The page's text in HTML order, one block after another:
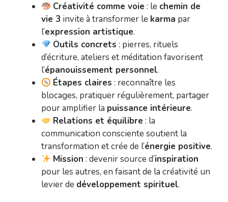
Créativité comme voie : le chemin de
vie 3 invite à transformer le karma par
l’expression artistique.
Outils concrets : pierres, rituels
d’écriture, ateliers et méditation favorisent
l’épanouissement personnel.
Étapes claires : reconnaître les
blocages, pratiquer régulièrement, partager
pour amplifier la puissance intérieure.
Relations et équilibre : la
communication consciente soutient la
transformation et crée de l’énergie positive.
Mission : devenir source d’inspiration
pour les autres, en faisant de la créativité un
levier de développement spirituel.